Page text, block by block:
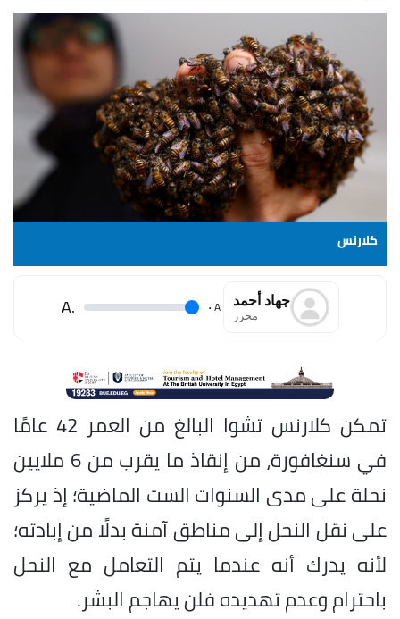
كلارنس
جهاد أحمد
محرر A
.
.A
تمكن كلارنس تشوا البالغ من العمر 42 عامًا
في سنغافورة، من إنقاذ ما يقرب من 6 ملايين
نحلة على مدى السنوات الست الماضية؛ إذ يركز
على نقل النحل إلى مناطق آمنة بدلًا من إبادته؛
لأنه يدرك أنه عندما يتم التعامل مع النحل
باحترام وعدم تهديده فلن يهاجم البشر.